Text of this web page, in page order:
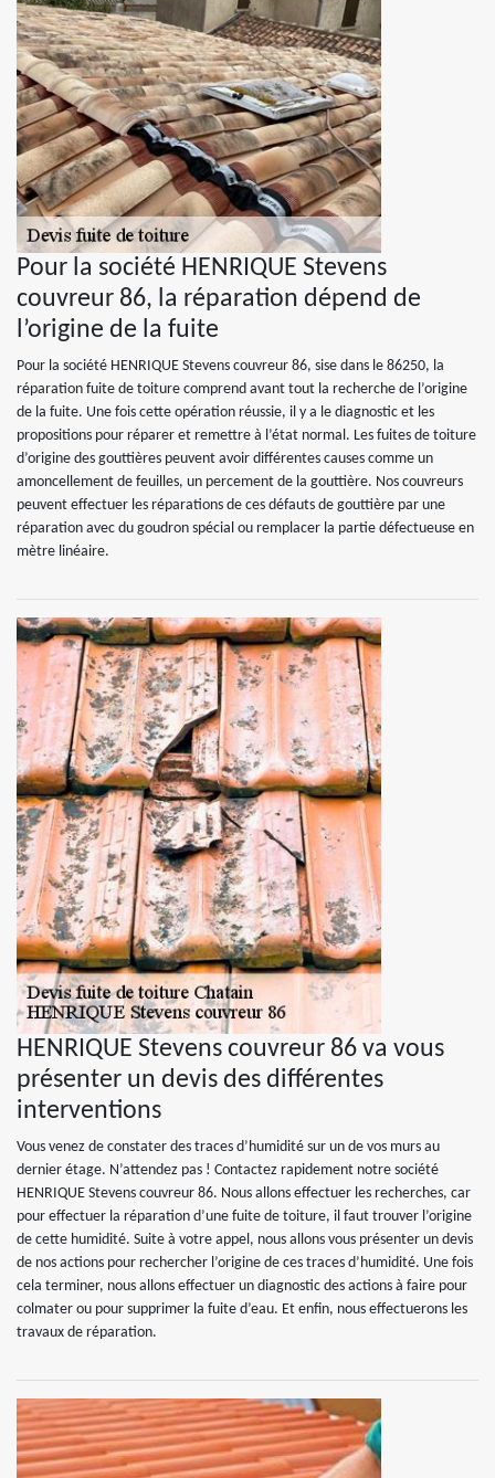
Pour la société HENRIQUE Stevens
couvreur 86, la réparation dépend de
l’origine de la fuite
Pour la société HENRIQUE Stevens couvreur 86, sise dans le 86250, la
réparation fuite de toiture comprend avant tout la recherche de l’origine
de la fuite. Une fois cette opération réussie, il y a le diagnostic et les
propositions pour réparer et remettre à l’état normal. Les fuites de toiture
d’origine des gouttières peuvent avoir différentes causes comme un
amoncellement de feuilles, un percement de la gouttière. Nos couvreurs
peuvent effectuer les réparations de ces défauts de gouttière par une
réparation avec du goudron spécial ou remplacer la partie défectueuse en
mètre linéaire.
HENRIQUE Stevens couvreur 86 va vous
présenter un devis des différentes
interventions
Vous venez de constater des traces d’humidité sur un de vos murs au
dernier étage. N’attendez pas ! Contactez rapidement notre société
HENRIQUE Stevens couvreur 86. Nous allons effectuer les recherches, car
pour effectuer la réparation d’une fuite de toiture, il faut trouver l’origine
de cette humidité. Suite à votre appel, nous allons vous présenter un devis
de nos actions pour rechercher l’origine de ces traces d’humidité. Une fois
cela terminer, nous allons effectuer un diagnostic des actions à faire pour
colmater ou pour supprimer la fuite d’eau. Et enfin, nous effectuerons les
travaux de réparation.